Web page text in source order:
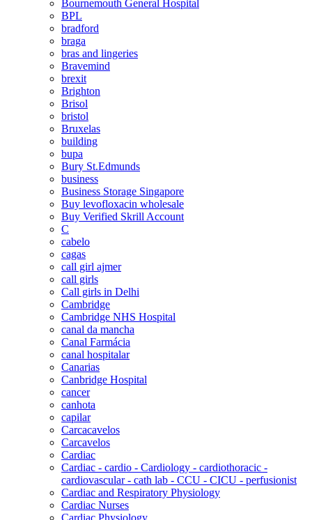
Bournemouth General Hospital
BPL
bradford
braga
bras and lingeries
Bravemind
brexit
Brighton
Brisol
bristol
Bruxelas
building
bupa
Bury St.Edmunds
business
Business Storage Singapore
Buy levofloxacin wholesale
Buy Verified Skrill Account
C
cabelo
cagas
call girl ajmer
call girls
Call girls in Delhi
Cambridge
Cambridge NHS Hospital
canal da mancha
Canal Farmácia
canal hospitalar
Canarias
Canbridge Hospital
cancer
canhota
capilar
Carcacavelos
Carcavelos
Cardiac
Cardiac - cardio - Cardiology - cardiothoracic -
cardiovascular - cath lab - CCU - CICU - perfusionist
Cardiac and Respiratory Physiology
Cardiac Nurses
Cardiac Physiology